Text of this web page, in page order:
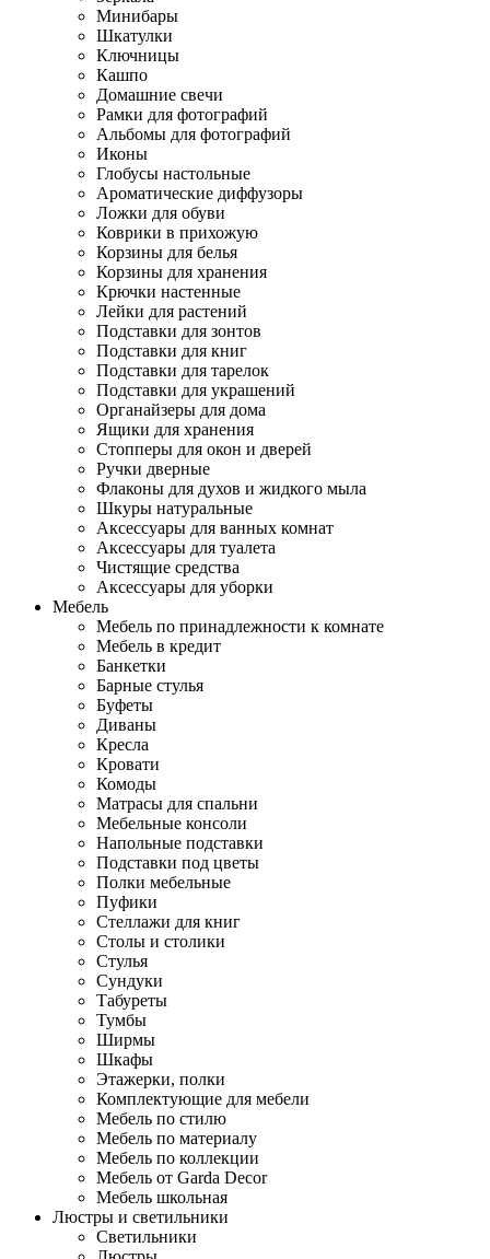
Минибары
Шкатулки
Ключницы
Кашпо
Домашние свечи
Рамки для фотографий
Альбомы для фотографий
Иконы
Глобусы настольные
Ароматические диффузоры
Ложки для обуви
Коврики в прихожую
Корзины для белья
Корзины для хранения
Крючки настенные
Лейки для растений
Подставки для зонтов
Подставки для книг
Подставки для тарелок
Подставки для украшений
Органайзеры для дома
Ящики для хранения
Стопперы для окон и дверей
Ручки дверные
Флаконы для духов и жидкого мыла
Шкуры натуральные
Аксессуары для ванных комнат
Аксессуары для туалета
Чистящие средства
Аксессуары для уборки
Мебель
Мебель по принадлежности к комнате
Мебель в кредит
Банкетки
Барные стулья
Буфеты
Диваны
Кресла
Кровати
Комоды
Матрасы для спальни
Мебельные консоли
Напольные подставки
Подставки под цветы
Полки мебельные
Пуфики
Стеллажи для книг
Столы и столики
Стулья
Сундуки
Табуреты
Тумбы
Ширмы
Шкафы
Этажерки, полки
Комплектующие для мебели
Мебель по стилю
Мебель по материалу
Мебель по коллекции
Мебель от Garda Decor
Мебель школьная
Люстры и светильники
Светильники